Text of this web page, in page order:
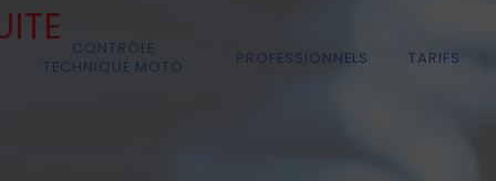
CONTRÔLE
TECHNIQUE MOTO
PROFESSIONNELS TARIFS